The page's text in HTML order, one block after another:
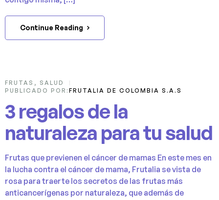
Continue Reading
05
FRUTAS , SALUD
PUBLICADO POR: FRUTALIA DE COLOMBIA S.A.S
3 regalos de la
naturaleza para tu salud
Frutas que previenen el cáncer de mamas En este mes en
la lucha contra el cáncer de mama, Frutalia se vista de
rosa para traerte los secretos de las frutas más
anticancerígenas por naturaleza, que además de